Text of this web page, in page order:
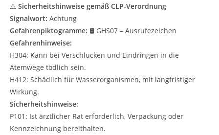
⚠️ Sicherheitshinweise gemäß CLP-Verordnung
Signalwort: Achtung
Gefahrenpiktogramme: 🛢️ GHS07 – Ausrufezeichen
Gefahrenhinweise:
H304: Kann bei Verschlucken und Eindringen in die
Atemwege tödlich sein.
H412: Schädlich für Wasserorganismen, mit langfristiger
Wirkung.
Sicherheitshinweise:
P101: Ist ärztlicher Rat erforderlich, Verpackung oder
Kennzeichnung bereithalten.